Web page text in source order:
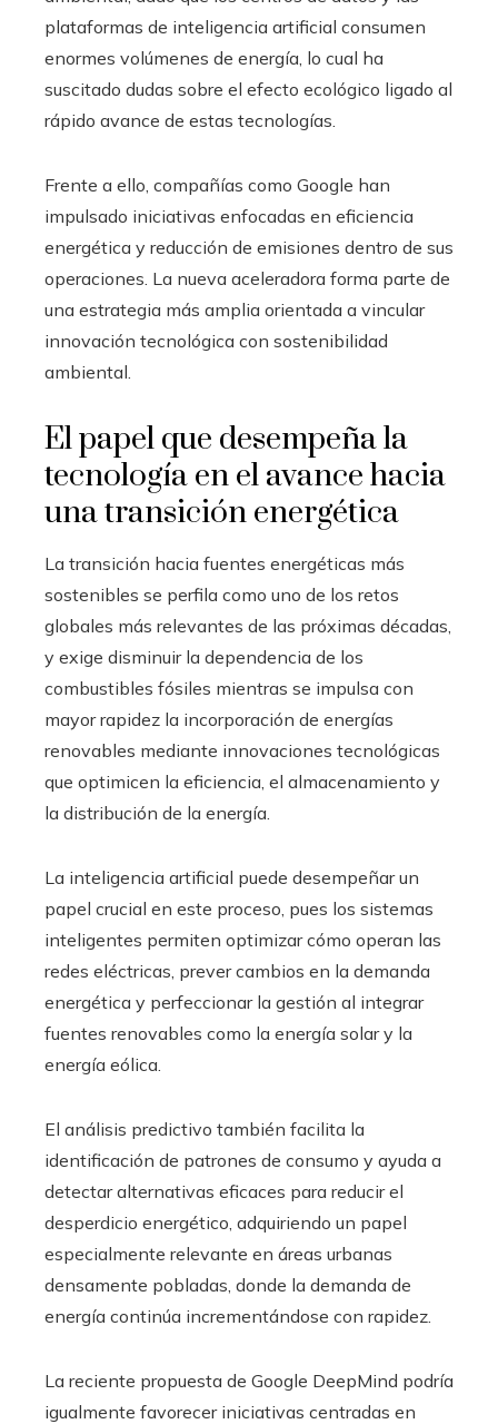
plataformas de inteligencia artificial consumen
enormes volúmenes de energía, lo cual ha
suscitado dudas sobre el efecto ecológico ligado al
rápido avance de estas tecnologías.
Frente a ello, compañías como Google han
impulsado iniciativas enfocadas en eficiencia
energética y reducción de emisiones dentro de sus
operaciones. La nueva aceleradora forma parte de
una estrategia más amplia orientada a vincular
innovación tecnológica con sostenibilidad
ambiental.
El papel que desempeña la
tecnología en el avance hacia
una transición energética
La transición hacia fuentes energéticas más
sostenibles se perfila como uno de los retos
globales más relevantes de las próximas décadas,
y exige disminuir la dependencia de los
combustibles fósiles mientras se impulsa con
mayor rapidez la incorporación de energías
renovables mediante innovaciones tecnológicas
que optimicen la eficiencia, el almacenamiento y
la distribución de la energía.
La inteligencia artificial puede desempeñar un
papel crucial en este proceso, pues los sistemas
inteligentes permiten optimizar cómo operan las
redes eléctricas, prever cambios en la demanda
energética y perfeccionar la gestión al integrar
fuentes renovables como la energía solar y la
energía eólica.
El análisis predictivo también facilita la
identificación de patrones de consumo y ayuda a
detectar alternativas eficaces para reducir el
desperdicio energético, adquiriendo un papel
especialmente relevante en áreas urbanas
densamente pobladas, donde la demanda de
energía continúa incrementándose con rapidez.
La reciente propuesta de Google DeepMind podría
igualmente favorecer iniciativas centradas en